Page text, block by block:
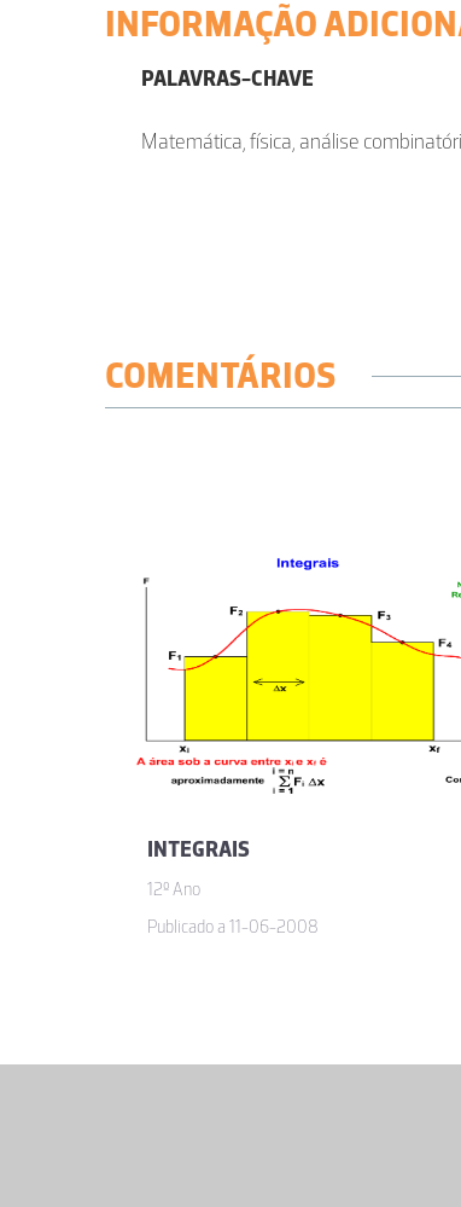
INFORMAÇÃO
PALAVRAS-CHAVE
Matemática, física, análise
COMENTÁRIOS
INTEGRAIS
12º Ano
Publicado a 11-06-2008